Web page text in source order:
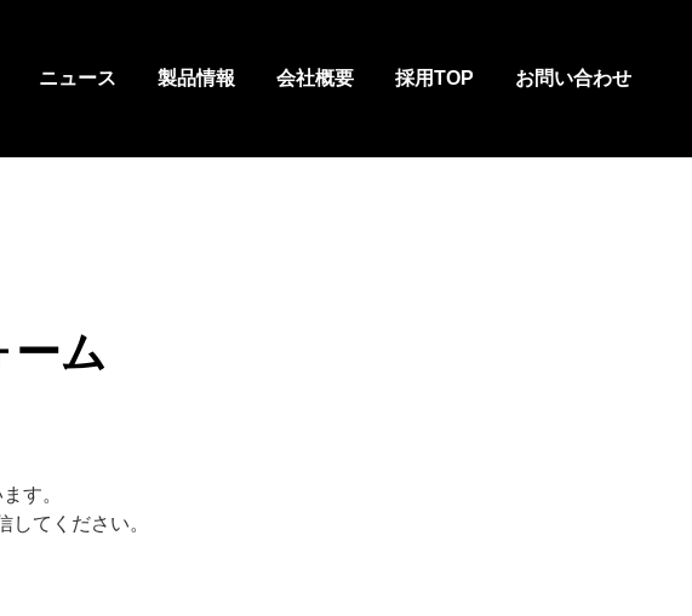
ニュース 製品情報 会社概要 採用TOP お問い合わせ
ーム
す。
してください。